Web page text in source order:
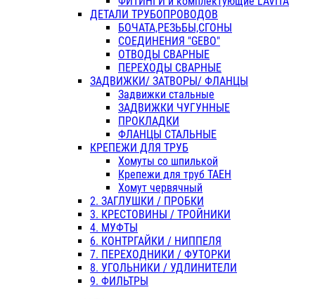
ДЕТАЛИ ТРУБОПРОВОДОВ
БОЧАТА,РЕЗЬБЫ,СГОНЫ
СОЕДИНЕНИЯ "GEBO"
ОТВОДЫ СВАРНЫЕ
ПЕРЕХОДЫ СВАРНЫЕ
ЗАДВИЖКИ/ ЗАТВОРЫ/ ФЛАНЦЫ
Задвижки стальные
ЗАДВИЖКИ ЧУГУННЫЕ
ПРОКЛАДКИ
ФЛАНЦЫ СТАЛЬНЫЕ
КРЕПЕЖИ ДЛЯ ТРУБ
Хомуты со шпилькой
Крепежи для труб ТАЕН
Хомут червячный
2. ЗАГЛУШКИ / ПРОБКИ
3. КРЕСТОВИНЫ / ТРОЙНИКИ
4. МУФТЫ
6. КОНТРГАЙКИ / НИППЕЛЯ
7. ПЕРЕХОДНИКИ / ФУТОРКИ
8. УГОЛЬНИКИ / УДЛИНИТЕЛИ
9. ФИЛЬТРЫ